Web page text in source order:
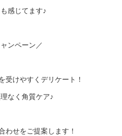
感じてます♪
ンペーン／
受けやすくデリケート！
なく角質ケア♪
わせをご提案します！